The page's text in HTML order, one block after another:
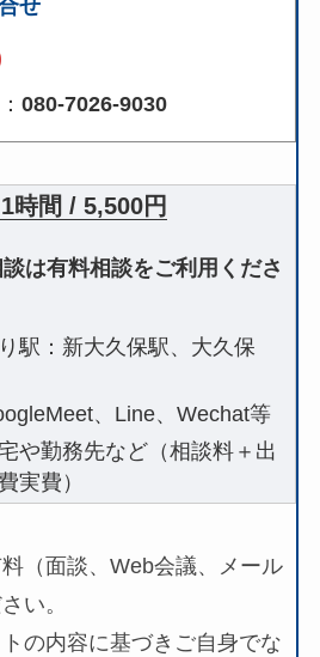
せ
080-7026-9030
時間 / 5,500円
は有料相談をご利用くださ
駅：新大久保駅、大久保
、Line、Wechat等
や勤務先など（相談料＋出
実費）
（面談、Web会議、メール
い。
トの内容に基づきご自身でな